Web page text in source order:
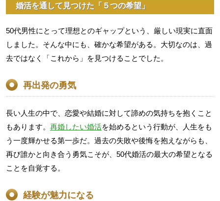
婚活を通して見つけた「５つの希望」
50代男性にとって理想とのギャップという、厳しい現実に直面
しました。そんな中にも、確かな希望がある。大切なのは、過
去ではなく「これから」を見つけることでした。
再出発の勇気
長い人生の中で、恋愛や結婚に対して諦めの気持ちを抱くこと
もあります。 再婚したい婚活を始めるという行動が、人生をも
う一度輝かせる第一歩だ。過去の失敗や後悔を抱えながらも、
再び誰かと向き合う勇気こそが、50代婚活の最大の希望となる
ことを自覚する。
経験が魅力になる